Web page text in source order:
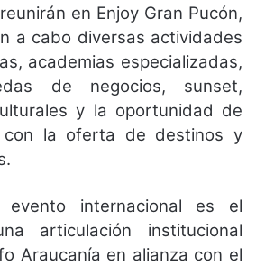
en Enjoy Gran Pucón,
a cabo diversas actividades
academias especializadas,
de negocios, sunset,
y la oportunidad de
con la oferta de destinos y
internacional es el
articulación institucional
Araucanía en alianza con el